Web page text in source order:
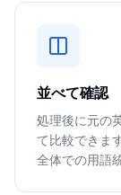
並べて確認
処理後に元の
て比較できま
全体での用語